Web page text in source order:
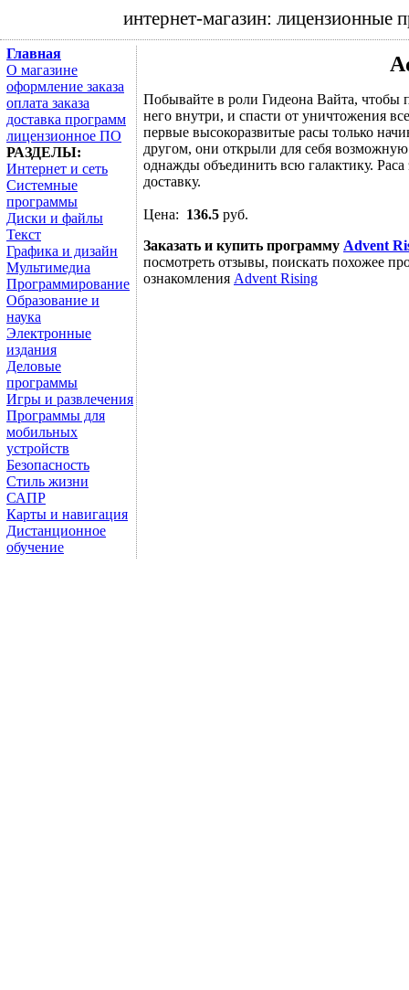
интернет-магазин:
Главная
О магазине
оформление заказа
оплата заказа
доставка программ
лицензионное ПО
РАЗДЕЛЫ:
Интернет и сеть
Системные
программы
Диски и файлы
Текст
Графика и дизайн
Мультимедиа
Программирование
Образование и
наука
Электронные
издания
Деловые
программы
Игры и развлечения
Программы для
мобильных
устройств
Безопасность
Стиль жизни
САПР
Карты и навигация
Дистанционное
обучение
Побывайте в роли Гидеона Вайта,
него внутри, и спасти от уничтожения
первые высокоразвитые расы только
другом, они открыли для себя
однажды объединить всю галактику. Раса
доставку.
Цена: 136.5 руб.
Заказать и купить программу Advent
посмотреть отзывы, поискать похожее
ознакомления Advent Rising